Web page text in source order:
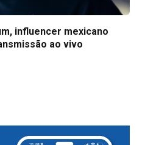
influencer mexicano
ao vivo